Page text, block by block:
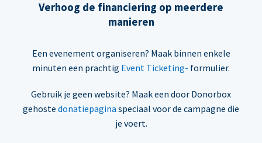
Verhoog de financiering op meerdere
manieren
Een evenement organiseren? Maak binnen enkele
minuten een prachtig Event Ticketing- formulier.
Gebruik je geen website? Maak een door Donorbox
gehoste donatiepagina speciaal voor de campagne die
je voert.